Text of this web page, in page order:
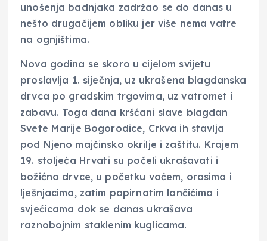
unošenja badnjaka zadržao se do danas u
nešto drugačijem obliku jer više nema vatre
na ognjištima.
Nova godina se skoro u cijelom svijetu
proslavlja 1. siječnja, uz ukrašena blagdanska
drvca po gradskim trgovima, uz vatromet i
zabavu. Toga dana kršćani slave blagdan
Svete Marije Bogorodice, Crkva ih stavlja
pod Njeno majčinsko okrilje i zaštitu. Krajem
19. stoljeća Hrvati su počeli ukrašavati i
božićno drvce, u početku voćem, orasima i
lješnjacima, zatim papirnatim lančićima i
svjećicama dok se danas ukrašava
raznobojnim staklenim kuglicama.